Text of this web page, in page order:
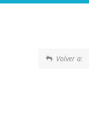
Volver a: